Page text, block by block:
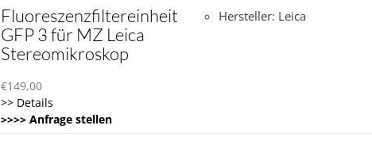
Fluoreszenzfiltereinheit
GFP 3 für MZ Leica
Stereomikroskop
€149,00
>> Details
>>>> Anfrage stellen
Hersteller: Leica